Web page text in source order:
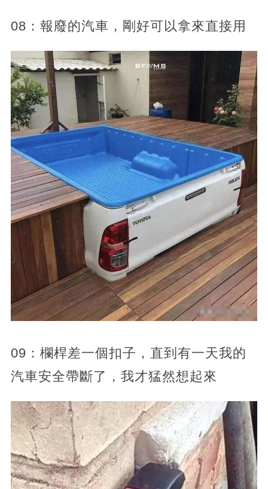
08：報廢的汽車，剛好可以拿來直接用
09：欄桿差一個扣子，直到有一天我的
汽車安全帶斷了，我才猛然想起來